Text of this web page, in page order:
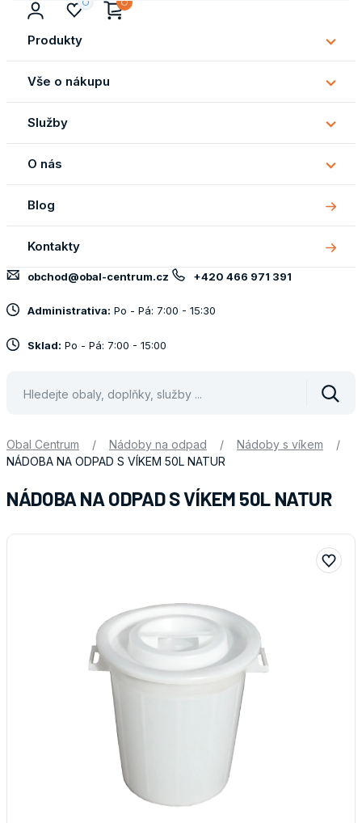
Produkty
Vše o nákupu
Vše
o
Služby
O nás
O
nás
Blog
Kontakty
obchod@obal-centrum.cz +420 466 971 391
Administrativa: Po - Pá: 7:00 - 15:30
Sklad: Po - Pá: 7:00 - 15:00
Obal Centrum / Nádoby na odpad / Nádoby s víkem
/
NÁDOBA NA ODPAD S VÍKEM 50L NATUR
NÁDOBA NA ODPAD S VÍKEM 50L NATUR